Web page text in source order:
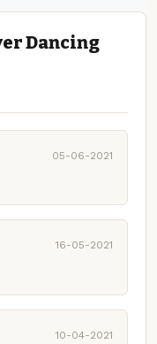
Dancing
05-06-2021
16-05-2021
10-04-2021